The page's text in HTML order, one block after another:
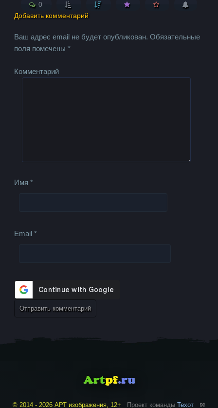
0
Добавить комментарий
Ваш адрес email не будет опубликован. Обязательные
поля помечены*
Комментарий
Имя*
Email*
© 2014 - 2026 АРТ изображения, 12+ Проект команды Техот 𝌴